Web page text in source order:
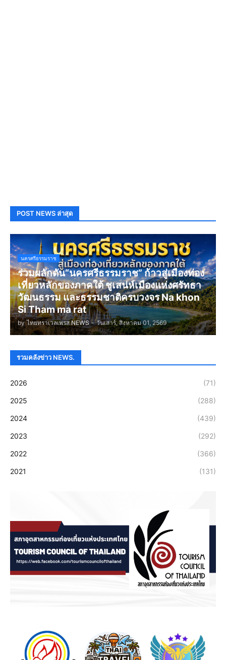
POST NEWS ล่าสุด
นครศรีธรรมราช
ร่วมผลักดัน“นครศรีธรรมราช” ก้าวสู่เมืองท่อง
เที่ยวหลักของภาคใต้ ชูเสน่ห์เมืองแห่งศรัทธา
วัฒนธรรม และธรรมชาติครบวงจร Na khon
Si Tham ma rat
by ไทยทราเวลเพรส NEWS - วันเสาร์, สิงหาคม 01, 2569
รวมคลังข่าว NEWS.
2026 (71)
2025 (288)
2024 (439)
2023 (292)
2022 (366)
2021 (131)